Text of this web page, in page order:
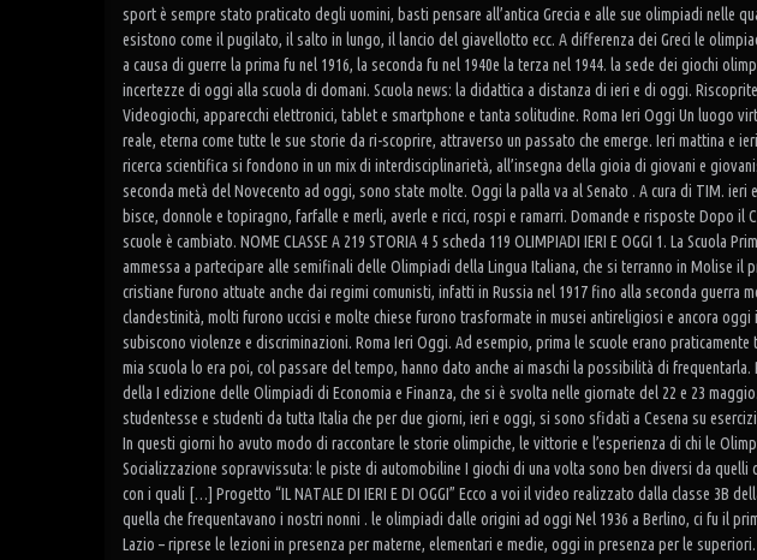
sport è sempre stato praticato degli uomini, basti pensare all’antica Grecia e alle sue olimpiadi nelle
esistono come il pugilato, il salto in lungo, il lancio del giavellotto ecc. A differenza dei Greci le
a causa di guerre la prima fu nel 1916, la seconda fu nel 1940e la terza nel 1944. la sede dei giochi
incertezze di oggi alla scuola di domani. Scuola news: la didattica a distanza di ieri e di oggi.
Videogiochi, apparecchi elettronici, tablet e smartphone e tanta solitudine. Roma Ieri Oggi Un luogo
reale, eterna come tutte le sue storie da ri-scoprire, attraverso un passato che emerge. Ieri mattina e
ricerca scientifica si fondono in un mix di interdisciplinarietà, all’insegna della gioia di giovani e
seconda metà del Novecento ad oggi, sono state molte. Oggi la palla va al Senato . A cura di TIM. ieri
bisce, donnole e topiragno, farfalle e merli, averle e ricci, rospi e ramarri. Domande e risposte Dopo il
scuole è cambiato. NOME CLASSE A 219 STORIA 4 5 scheda 119 OLIMPIADI IERI E OGGI 1. La Scuola
ammessa a partecipare alle semifinali delle Olimpiadi della Lingua Italiana, che si terranno in Molise il
cristiane furono attuate anche dai regimi comunisti, infatti in Russia nel 1917 fino alla seconda guerra
clandestinità, molti furono uccisi e molte chiese furono trasformate in musei antireligiosi e ancora oggi
subiscono violenze e discriminazioni. Roma Ieri Oggi. Ad esempio, prima le scuole erano praticamente
mia scuola lo era poi, col passare del tempo, hanno dato anche ai maschi la possibilità di
della I edizione delle Olimpiadi di Economia e Finanza, che si è svolta nelle giornate del 22 e 23
studentesse e studenti da tutta Italia che per due giorni, ieri e oggi, si sono sfidati a Cesena su
In questi giorni ho avuto modo di raccontare le storie olimpiche, le vittorie e l’esperienza di chi le
Socializzazione sopravvissuta: le piste di automobiline I giochi di una volta sono ben diversi da quelli
con i quali […] Progetto “IL NATALE DI IERI E DI OGGI” Ecco a voi il video realizzato dalla classe 3B
quella che frequentavano i nostri nonni . le olimpiadi dalle origini ad oggi Nel 1936 a Berlino, ci fu il
Lazio – riprese le lezioni in presenza per materne, elementari e medie, oggi in presenza per le superiori.